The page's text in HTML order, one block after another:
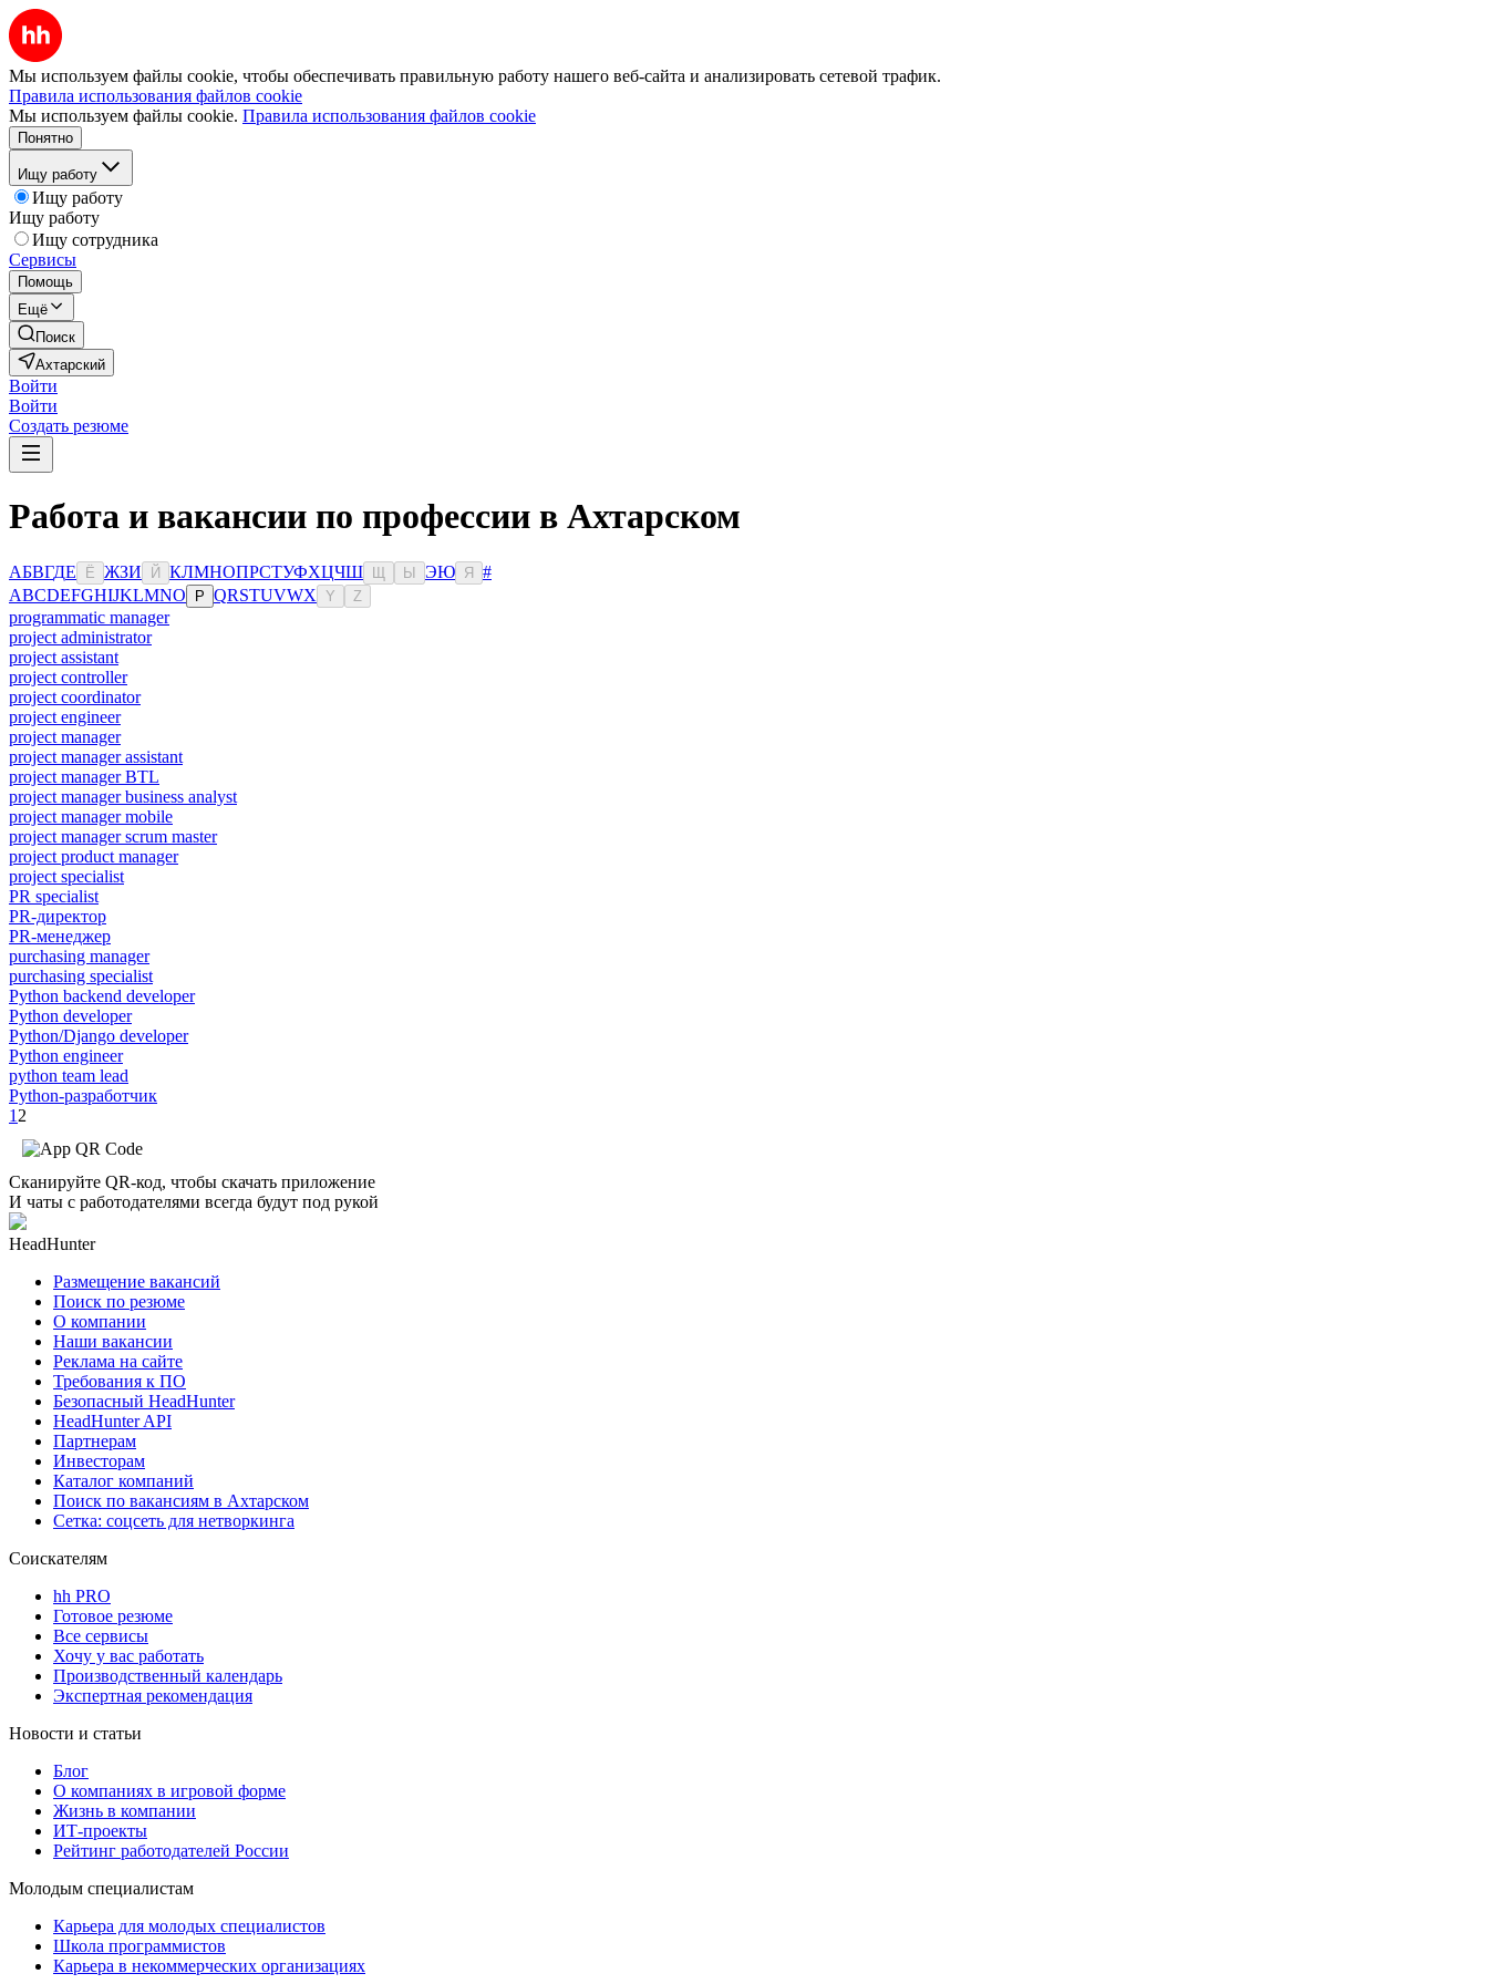
Мы используем файлы cookie, чтобы обеспечивать правильную работу нашего веб-сайта и анализировать сетевой трафик.
Правила использования файлов cookie
Мы используем файлы cookie. Правила использования файлов cookie
Понятно
Ищу работу
Ищу работу
Ищу работу
Ищу сотрудника
Сервисы
Помощь
Ещё
Поиск
Ахтарский
Войти
Войти
Создать резюме
Работа и вакансии по профессии в Ахтарском
АБВГДЕ Ё ЖЗИ Й КЛМНОПРСТУФХЦЧШ Ы ЭЮ Я
#
ABCDEFGHIJKLMNO P QRSTUVWX Y Z
programmatic manager
project administrator
project assistant
project controller
project coordinator
project engineer
project manager
project manager assistant
project manager BTL
project manager business analyst
project manager mobile
project manager scrum master
project product manager
project specialist
PR specialist
PR-директор
PR-менеджер
purchasing manager
purchasing specialist
Python backend developer
Python developer
Python/Django developer
Python engineer
python team lead
Python-разработчик
1 2
Сканируйте QR-код, чтобы скачать приложение
И чаты с работодателями всегда будут под рукой
HeadHunter
Размещение вакансий
Поиск по резюме
О компании
Наши вакансии
Реклама на сайте
Требования к ПО
Безопасный HeadHunter
HeadHunter API
Партнерам
Инвесторам
Каталог компаний
Поиск по вакансиям в Ахтарском
Сетка: соцсеть для нетворкинга
Соискателям
hh PRO
Готовое резюме
Все сервисы
Хочу у вас работать
Производственный календарь
Экспертная рекомендация
Новости и статьи
Блог
О компаниях в игровой форме
Жизнь в компании
ИТ-проекты
Рейтинг работодателей России
Молодым специалистам
Карьера для молодых специалистов
Школа программистов
Карьера в некоммерческих организациях